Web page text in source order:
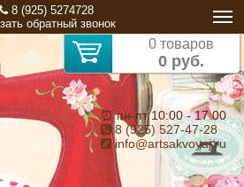
8 (925) 5274728
обратный звонок
0 товаров
0 руб.
⏰ пн-пт 10:00 - 17:00
8 (925) 527-47-28
info@artsakvoyaj.ru